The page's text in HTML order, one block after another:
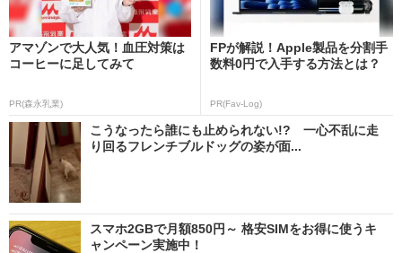
アマゾンで大人気！血圧対策は
コーヒーに足してみて
PR(森永乳業)
FPが解説！Apple製品を分割手
数料0円で入手する方法とは？
PR(Fav-Log)
こうなったら誰にも止められない!? 一心不乱に走
り回るフレンチブルドッグの姿が面...
スマホ2GBで月額850円～ 格安SIMをお得に使うキ
ャンペーン実施中！